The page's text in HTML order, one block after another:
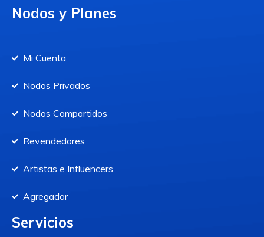
Nodos y Planes
Mi Cuenta
Nodos Privados
Nodos Compartidos
Revendedores
Artistas e Influencers
Agregador
Servicios